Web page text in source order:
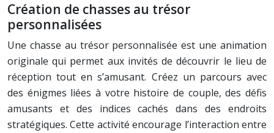
Création de chasses au trésor
personnalisées
Une chasse au trésor personnalisée est une animation
originale qui permet aux invités de découvrir le lieu de
réception tout en s’amusant. Créez un parcours avec
des énigmes liées à votre histoire de couple, des défis
amusants et des indices cachés dans des endroits
stratégiques. Cette activité encourage l’interaction entre